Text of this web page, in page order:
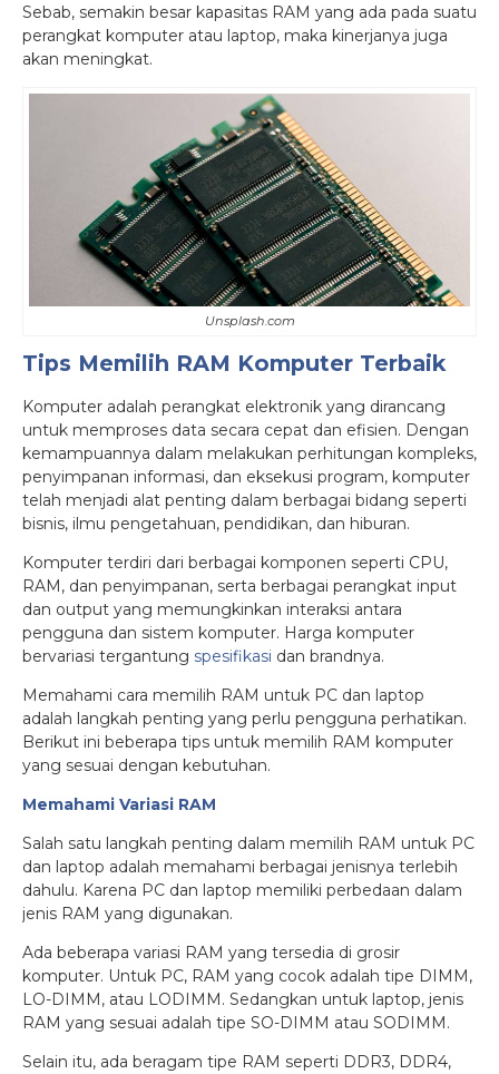
Sebab, semakin besar kapasitas RAM yang ada pada suatu
perangkat komputer atau laptop, maka kinerjanya juga
akan meningkat.
Unsplash.com
Tips Memilih RAM Komputer Terbaik
Komputer adalah perangkat elektronik yang dirancang
untuk memproses data secara cepat dan efisien. Dengan
kemampuannya dalam melakukan perhitungan kompleks,
penyimpanan informasi, dan eksekusi program, komputer
telah menjadi alat penting dalam berbagai bidang seperti
bisnis, ilmu pengetahuan, pendidikan, dan hiburan.
Komputer terdiri dari berbagai komponen seperti CPU,
RAM, dan penyimpanan, serta berbagai perangkat input
dan output yang memungkinkan interaksi antara
pengguna dan sistem komputer. Harga komputer
bervariasi tergantung spesifikasi dan brandnya.
Memahami cara memilih RAM untuk PC dan laptop
adalah langkah penting yang perlu pengguna perhatikan.
Berikut ini beberapa tips untuk memilih RAM komputer
yang sesuai dengan kebutuhan.
Memahami Variasi RAM
Salah satu langkah penting dalam memilih RAM untuk PC
dan laptop adalah memahami berbagai jenisnya terlebih
dahulu. Karena PC dan laptop memiliki perbedaan dalam
jenis RAM yang digunakan.
Ada beberapa variasi RAM yang tersedia di grosir
komputer. Untuk PC, RAM yang cocok adalah tipe DIMM,
LO-DIMM, atau LODIMM. Sedangkan untuk laptop, jenis
RAM yang sesuai adalah tipe SO-DIMM atau SODIMM.
Selain itu, ada beragam tipe RAM seperti DDR3, DDR4,